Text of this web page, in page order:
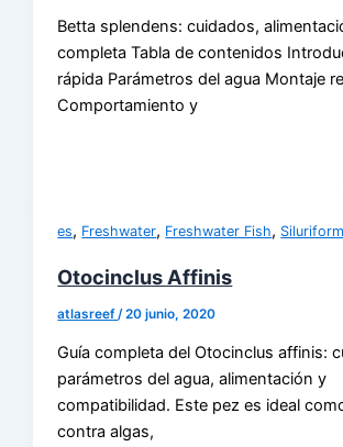
Betta splendens: cuidados,
completa Tabla de contenidos
rápida Parámetros del agua Montaje
Comportamiento y
es, Freshwater, Freshwater Fish,
Otocinclus Affinis
atlasreef/20 junio, 2020
Guía completa del Otocinclus affinis:
parámetros del agua, alimentación y
compatibilidad. Este pez es ideal
contra algas,